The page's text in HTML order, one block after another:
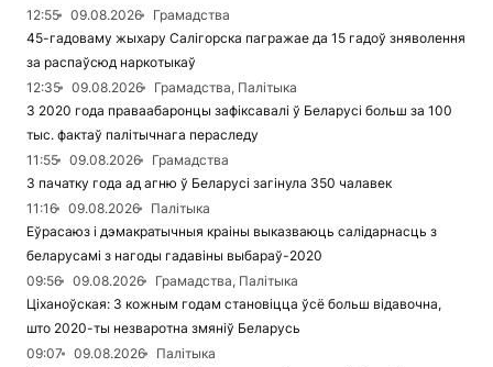
12:55 09.08.2026
Грамадства
45-гадоваму жыхару Салігорска пагражае да 15 гадоў зняволення
за распаўсюд наркотыкаў
12:35
09.08.2026
Грамадства, Палітыка
З 2020 года праваабаронцы зафіксавалі ў Беларусі больш за 100
тыс. фактаў палітычнага пераследу
11:55
09.08.2026
Грамадства
З пачатку года ад агню ў Беларусі загінула 350 чалавек
11:16
09.08.2026
Палітыка
Еўрасаюз і дэмакратычныя краіны выказваюць салідарнасць з
беларусамі з нагоды гадавіны выбараў-2020
09:56
09.08.2026
Грамадства, Палітыка
Ціханоўская: З кожным годам становіцца ўсё больш відавочна,
што 2020-ты незваротна змяніў Беларусь
09:07
09.08.2026
Палітыка